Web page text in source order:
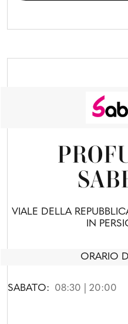
VIALE DELLA
IN
ORARIO
SABATO:
08:30 | 20:00